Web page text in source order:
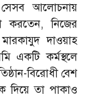
সেসব আলোচনায়
করতেন,নিজের
দাওয়াহ
একটি কর্মস্থলে
বিরোধী বেশ
দিয়ে তা পাকাও